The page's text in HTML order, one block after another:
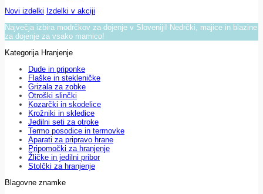
Novi izdelki Izdelki v akciji
Največja izbira modrčkov za dojenje v Sloveniji! Nedrčki, majice in blazine
za dojenje za vsako mamico!
Kategorija Hranjenje
Dude in priponke
Flaške in stekleničke
Grizala za zobke
Otroški slinčki
Kozarčki in skodelice
Krožniki in skledice
Jedilni seti za otroke
Termo posodice in termovke
Aparati za pripravo hrane
Pripomočki za hranjenje
Žličke in jedilni pribor
Stolčki za hranjenje
Blagovne znamke